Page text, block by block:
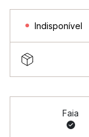
Indisponível
Faia